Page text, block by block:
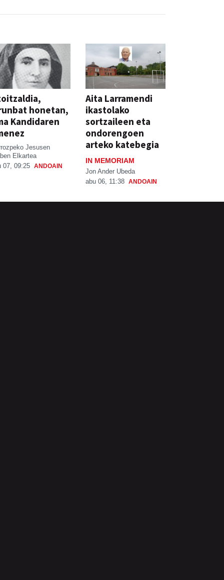
honetan,
Kandidaren
Jesusen
Elkartea
07, 09:25 ANDOAIN
Aita Larramendi
ikastolako
sortzaileen eta
ondorengoen
arteko katebegia
IN MEMORIAM
Jon Ander Ubeda
abu 06, 11:38 ANDOAIN